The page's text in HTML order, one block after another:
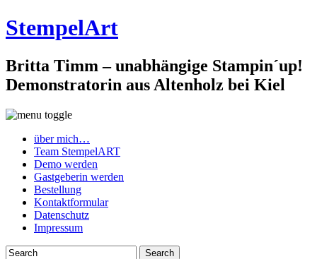
StempelArt
Britta Timm – unabhängige Stampin´up!
Demonstratorin aus Altenholz bei Kiel
über mich…
Team StempelART
Demo werden
Gastgeberin werden
Bestellung
Kontaktformular
Datenschutz
Impressum